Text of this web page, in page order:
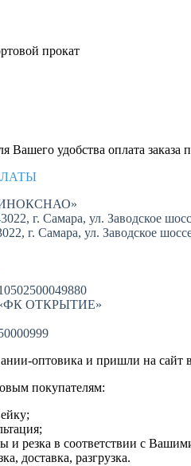
прокат
удобства оплата заказа
г. Самара, ул. Заводское
г. Самара, ул. Заводское
ОТКРЫТИЕ»
оптовика и пришли на
покупателям:
и резка в соответствии с
доставка, разгрузка.